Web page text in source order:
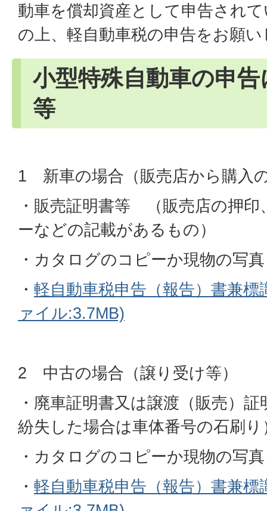
動車を償却資産として申告され
の上、軽自動車税の申告をお願
小型特殊自動車の申
等
1 新車の場合（販売店から購
・販売証明書等 （販売店の押印
ーなどの記載があるもの）
・カタログのコピーか現物の写真
・ 軽自動車税申告（報告）書兼標
ァイル:3.7MB)
2 中古の場合（譲り受け等）
・廃車証明書又は譲渡（販売）
紛失した場合は車体番号の石刷り
・カタログのコピーか現物の写真
・ 軽自動車税申告（報告）書兼標